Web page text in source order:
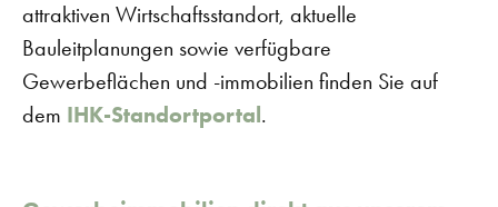
attraktiven Wirtschaftsstandort, aktuelle
Bauleitplanungen sowie verfügbare
Gewerbeflächen und -immobilien finden Sie auf
dem IHK-Standortportal.